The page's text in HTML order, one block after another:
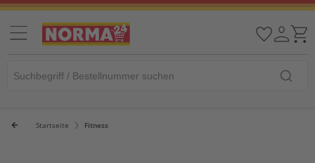
Startseite Fitness